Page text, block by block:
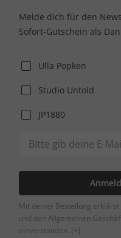
Melde dich für den
Sofort-Gutschein als
Ulla Popken
Studio Untold
JP1880
Mit deiner Bestellung
und den Allgemeinen
einverstanden. [+]